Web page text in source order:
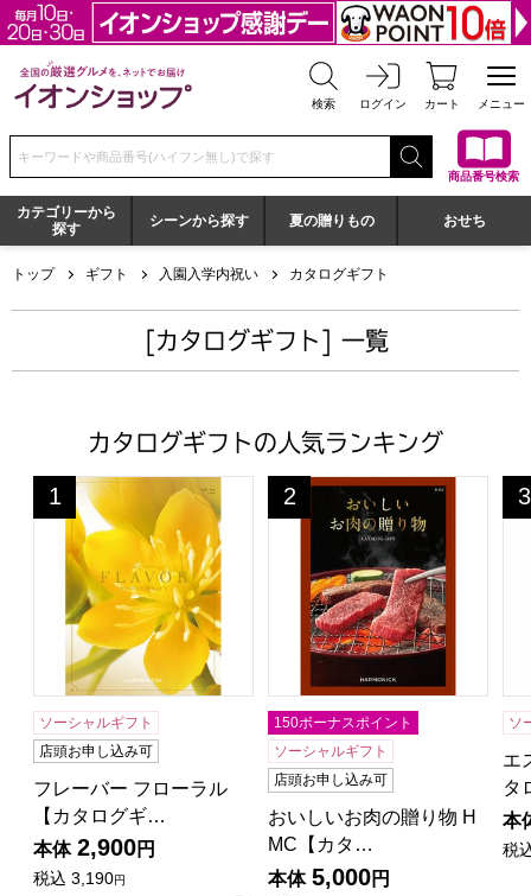
全国の厳選グルメを、ネットでお届け イオンショップ
検索 ログイン カート メニュー
検索キーワードまたは商品番号を入力してください
商品番号検索
カテゴリーから
探す
シーンから探す 夏の贈りもの おせち
トップ ギフト 入園入学内祝い カタログギフト
[カタログギフト] 一覧
カタログギフトの人気ランキング
フレーバー フローラル【カタログギフト】【贈りものカ
1
位
ソーシャルギフト
店頭お申し込み可
フレーバー フローラル
【カタログギ…
本体 2,900円
税込 3,190円
おいしいお肉の贈り物 HMC
2
位
150ボーナスポイント
ソーシャルギフト
店頭お申し込み可
おいしいお肉の贈り物 H
MC【カタ…
本体 5,000円
3
位
ソ
エ
タ
本
税